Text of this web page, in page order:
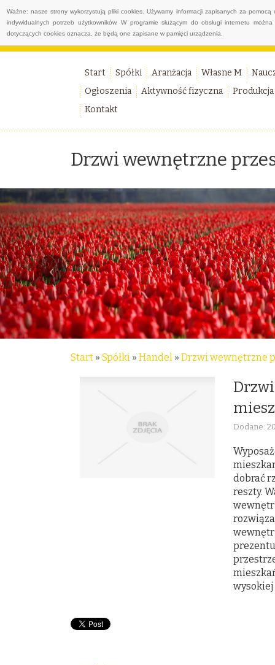
Ważne: nasze strony wykorzystują pliki cookies. Używamy informacji zapisanych za
indywidualnych potrzeb użytkowników. W programie służącym do obsługi internetu
dotyczących cookies oznacza, że będą one zapisane w pamięci urządzenia.
Start Spółki Aranżacja Własne M
Ogłoszenia
Aktywność fizyczna
Produkcja
Kontakt
Drzwi wewnętrzne
Start » Spółki » Handel » Drzwi wewnętrzne
Dodane:
dobrać
reszty.